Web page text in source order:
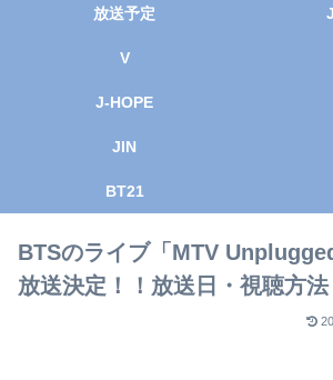
放送予定
V
J-HOPE
JIN
BT21
BTSのライブ「MTV
放送決定！！放送日・視聴方法